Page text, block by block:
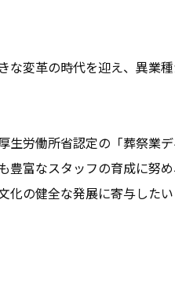
な変革の時代を迎え、異業
生労働所省認定の「葬祭業
豊富なスタッフの育成に努
化の健全な発展に寄与したい